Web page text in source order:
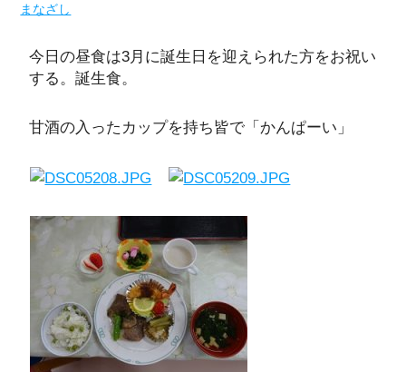
まなざし
今日の昼食は3月に誕生日を迎えられた方をお祝い
する。誕生食。
甘酒の入ったカップを持ち皆で「かんぱーい」